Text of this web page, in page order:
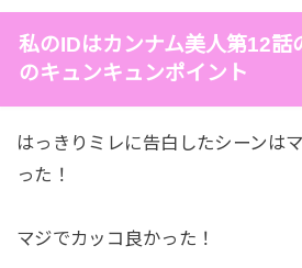
私のIDはカンナム美人第12話
のキュンキュンポイント
はっきりミレに告白したシーンは
った！
マジでカッコ良かった！